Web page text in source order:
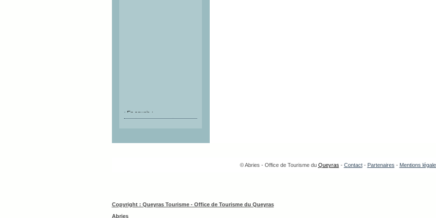
En savoir +
© Abries - Office de Tourisme du Queyras - Contact- Partenaires - Mentions
Copyright : Queyras Tourisme - Office de Tourisme du Queyras
Abries